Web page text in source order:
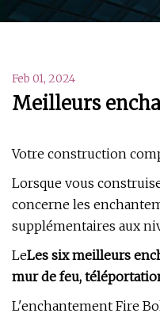
Feb 01, 2024
Meilleurs
Votre construction
Lorsque vous
concerne les
supplémentaires aux
LeLes six meilleurs
mur de feu,
L'enchantement Fire